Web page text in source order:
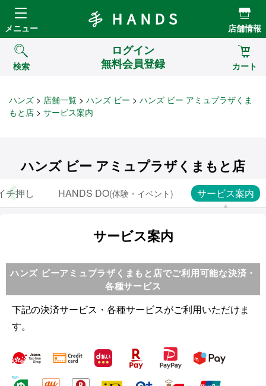
Hands ハンズ
メニュー 店舗情報
検索
ログイン
無料会員登録
カート
ハンズ 店舗一覧 ハンズ ビー
ハンズ ビー アミュプラザくま
もと店
サービス案内
ハンズ ビー アミュプラザくまもと店
チ押し HANDS DO(体験・イベント) サービス案内
サービス案内
ハンズ ビーアミュプラザくまもと店でご利用可能な決済・
各種サービス
下記の決済サービス・各種サービスがご利用いただけま
す。